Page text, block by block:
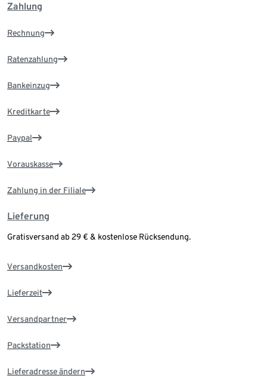
Zahlung
Rechnung
Ratenzahlung
Bankeinzug
Kreditkarte
Paypal
Vorauskasse
Zahlung in der Filiale
Lieferung
Gratisversand ab 29 € & kostenlose Rücksendung.
Versandkosten
Lieferzeit
Versandpartner
Packstation
Lieferadresse ändern